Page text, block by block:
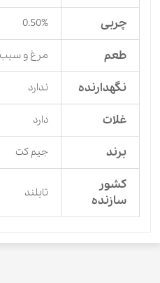
چربی 0.50%
طعم مرغ و سیب
نگهدارنده ندارد
غلات دارد
برند جیم کت
کشور
سازنده
تایلند